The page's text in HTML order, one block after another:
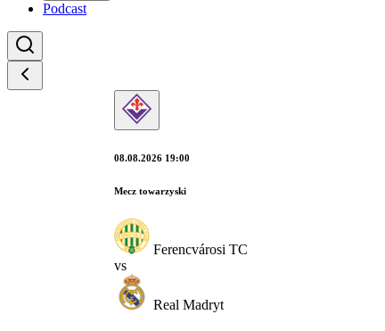
Podcast
08.08.2026 19:00
Mecz towarzyski
Ferencvárosi TC
vs
Real Madryt